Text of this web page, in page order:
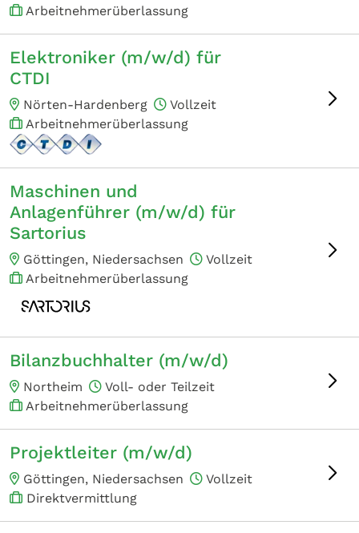
Arbeitnehmerüberlassung
Elektroniker (m/w/d) für
CTDI
Nörten-Hardenberg
Vollzeit
Arbeitnehmerüberlassung
Maschinen und
Anlagenführer (m/w/d) für
Sartorius
Göttingen, Niedersachsen
Vollzeit
Arbeitnehmerüberlassung
Bilanzbuchhalter (m/w/d)
Northeim
Voll- oder Teilzeit
Arbeitnehmerüberlassung
Projektleiter (m/w/d)
Göttingen, Niedersachsen
Vollzeit
Direktvermittlung